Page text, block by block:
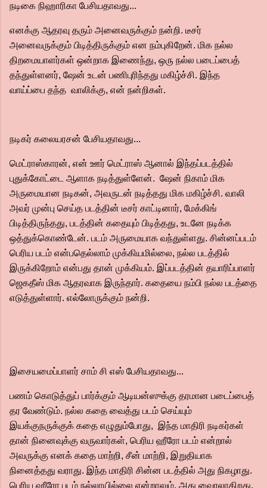
நடிகை நிஹாரிகா பேசியதாவது...
எனக்கு ஆதரவு தரும் அனைவருக்கும் நன்றி. டீசர்
அனைவருக்கும் பிடித்திருக்கும் என நம்புகிறேன். மிக நல்ல
திறமையாளர்கள் ஒன்றாக இணைந்து, ஒரு நல்ல படைப்பைத்
தந்துள்ளனர், ஷேன் உடன் பணிபுரிந்தது மகிழ்ச்சி. இந்த
வாய்ப்பை தந்த வாலிக்கு, என் நன்றிகள்.
நடிகர் கலையரசன் பேசியதாவது...
மெட்ராஸ்காரன், என் ஊர் மெட்ராஸ் ஆனால் இந்தப்படத்தில்
புதுக்கோட்டை ஆளாக நடித்துள்ளேன். ஷேன் நிகாம் மிக
அருமையான நடிகன், அவருடன் நடித்தது மிக மகிழ்ச்சி. வாலி
அவர் முன்பு செய்த படத்தின் டீசர் காட்டினார், மேக்கிங்
பிடித்திருந்தது, படத்தின் கதையும் பிடித்தது, உடனே நடிக்க
ஒத்துக்கொண்டேன். படம் அருமையாக வந்துள்ளது. சின்னப்படம்
பெரிய படம் என்பதெல்லாம் முக்கியமில்லை, நல்ல படத்தில்
இருக்கிறோம் என்பது தான் முக்கியம். இப்படத்தின் தயாரிப்பாளர்
ஜெகதீஸ் மிக ஆதரவாக இருந்தார். கதையை நம்பி நல்ல படத்தை
எடுத்துள்ளார். எல்லோருக்கும் நன்றி.
இசையமைப்பாளர் சாம் சி எஸ் பேசியதாவது...
பணம் கொடுத்துப் பார்க்கும் ஆடியன்ஸுக்கு தரமான படைப்பைத்
தர வேண்டும். நல்ல கதை வைத்து படம் செய்யும்
இயக்குநருக்குக் கதை எழுதும்போது, இந்த மாதிரி நடிகர்கள்
தான் நினைவுக்கு வருவார்கள், பெரிய ஹீரோ படம் என்றால்
அவருக்கு எனக் கதை மாற்றி, சீன் மாற்றி, இறுதியாக
நினைத்தது வராது. இந்த மாதிரி சின்ன படத்தில் அது நிகழாது.
பெரிய ஹீரோ படம் நல்லாயில்லை என்றாலும், அது வைரலாகிறது.